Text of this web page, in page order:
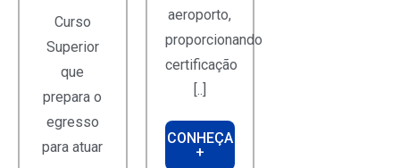
Curso
Superior
que
prepara o
egresso
para atuar
aeroporto,
proporcionando
certificação
[..]
CONHEÇA
+